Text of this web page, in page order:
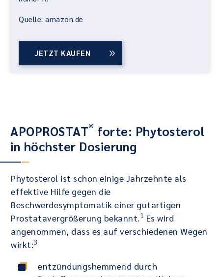
Quelle: amazon.de
JETZT KAUFEN
APOPROSTAT® forte: Phytosterol
in höchster Dosierung
Phytosterol ist schon einige Jahrzehnte als
effektive Hilfe gegen die
Beschwerdesymptomatik einer gutartigen
Prostatavergrößerung bekannt.1 Es wird
angenommen, dass es auf verschiedenen Wegen
wirkt:3
entzündungshemmend durch